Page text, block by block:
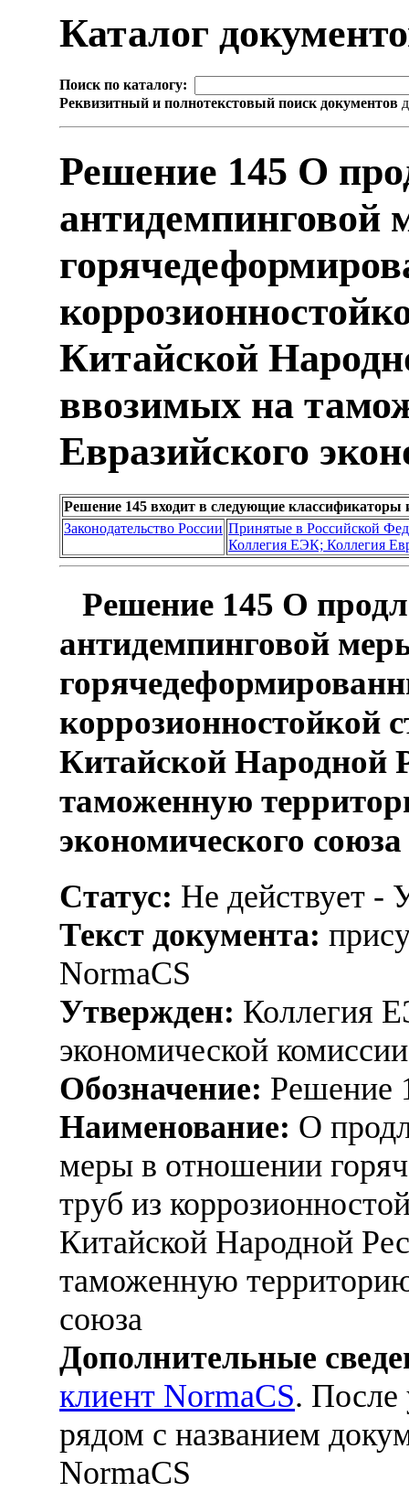
Каталог
Поиск по каталогу:
Реквизитный и полнотекстовый поиск документов
Решение 145 О
антидемпинговой
Китайской
ввозимых на
Евразийского
Решение 145 входит в следующие классификаторы
Законодательство России Принятые в Российской
Коллегия ЕЭК; Коллегия
Решение 145 О
антидемпинговой
коррозионностойкой
Китайской Народной
таможенную
экономического союза
Статус: Не действует -
Текст документа:
NormaCS
Утвержден: Коллегия
экономической
Обозначение: Решение
Наименование: О
меры в отношении
труб из
Китайской Народной
таможенную
союза
Дополнительные
клиент NormaCS. После
рядом с названием
NormaCS